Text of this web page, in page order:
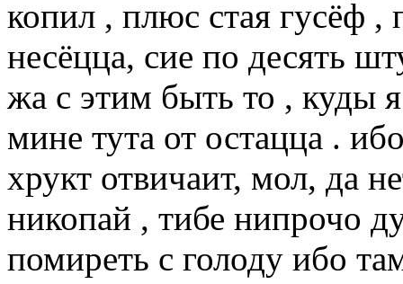
копил , плюс стая гусёф
несёцца, сие по десять
жа с этим быть то , куды
мине тута от остацца .
хрукт отвичаит, мол, да
никопай , тибе нипрочо
помиреть с голоду ибо